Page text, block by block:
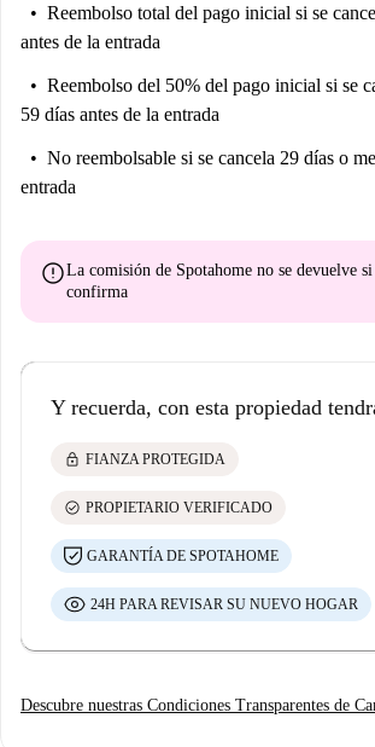
Reembolso total del pago inicial si se
antes de la entrada
Reembolso del 50% del pago inicial si se
59 días antes de la entrada
No reembolsable si se cancela 29 días o
entrada
errorLa comisión de Spotahome no se devuelve
confirma
Y recuerda, con esta propiedad
lock FIANZA PROTEGIDA
check_circle PROPIETARIO VERIFICADO
GARANTÍA DE SPOTAHOME
24H PARA REVISAR SU NUEVO HOGAR
Descubre nuestras Condiciones Transparentes de